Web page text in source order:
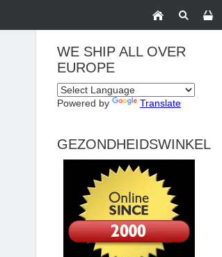
WE SHIP ALL OVER
EUROPE
Powered by Translate
GEZONDHEIDSWINKEL